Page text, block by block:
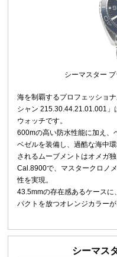
シーマスター
海を制覇するプロフェッショ
シャン 215.30.44.21.01.001
ウォッチです。
600mの高い防水性能に加え、
ベゼルを装備し、過酷な海中
されるムーブメントはオメガ
Cal.8900で、マスタークロノ
性を実現。
43.5mmの存在感あるケース
パクトを放つオレンジカラー
シーマス